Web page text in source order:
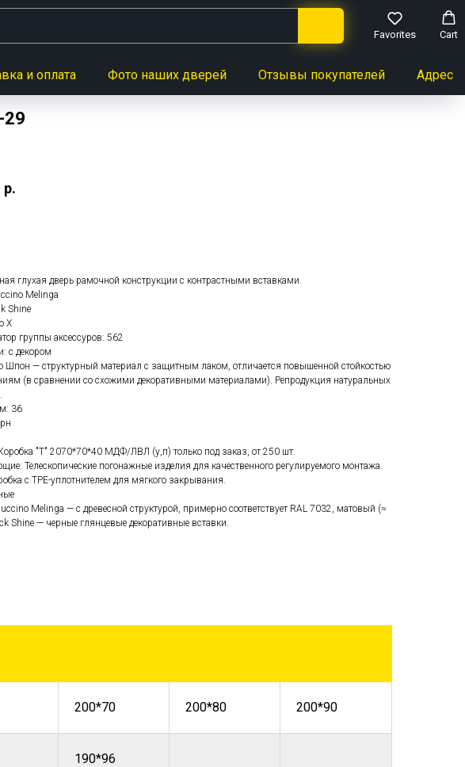
Favorites Cart
и оплата Фото наших дверей Отзывы покупателей Адреса
29
р.
глухая дверь рамочной конструкции с контрастными вставками.
Melinga
Shine
X
группы аксессуров: 562
с декором
Шпон — структурный материал с защитным лаком, отличается повышенной стойкостью
(в сравнении со схожими декоративными материалами). Репродукция натуральных
36
"Т" 2070*70*40 МДФ/ЛВЛ (у,п) только под заказ, от 250 шт.
Телескопические погонажные изделия для качественного регулируемого монтажа.
с TPE-уплотнителем для мягкого закрывания.
Melinga — с древесной структурой, примерно соответствует RAL 7032, матовый (≈
Shine — черные глянцевые декоративные вставки.
200*70 200*80 200*90
190*96